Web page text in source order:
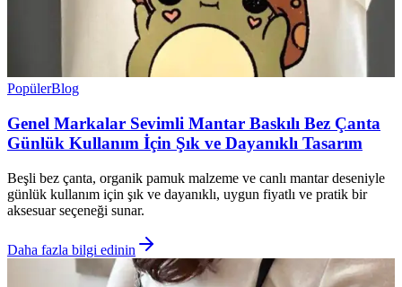
PopülerBlog
Genel Markalar Sevimli Mantar Baskılı Bez Çanta
Günlük Kullanım İçin Şık ve Dayanıklı Tasarım
Beşli bez çanta, organik pamuk malzeme ve canlı mantar deseniyle
günlük kullanım için şık ve dayanıklı, uygun fiyatlı ve pratik bir
aksesuar seçeneği sunar.
Daha fazla bilgi edinin